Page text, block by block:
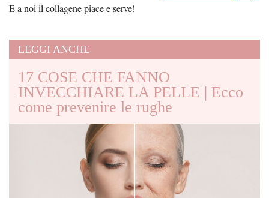
E a noi il collagene piace e serve!
LEGGI ANCHE
17 COSE CHE FANNO
INVECCHIARE LA PELLE | Ecco
come prevenire le rughe